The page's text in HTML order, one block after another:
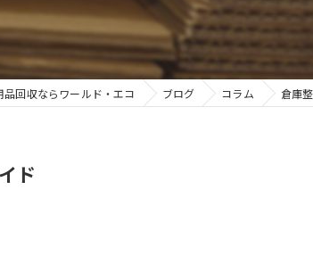
品回収ならワールド・エコ ブログ コラム 倉庫
ド